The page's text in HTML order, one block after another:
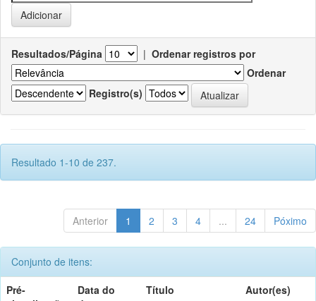
Resultados/Página | Ordenar registros por
Ordenar
Registro(s)
Resultado 1-10 de 237.
Anterior 1 2 3 4 ... 24 Póximo
Conjunto de itens:
Pré-
Data do
Título Autor(es)